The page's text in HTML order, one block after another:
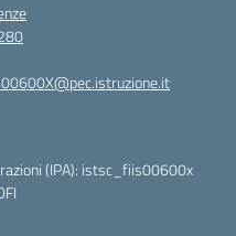
(IPA): istsc_fiis00600x